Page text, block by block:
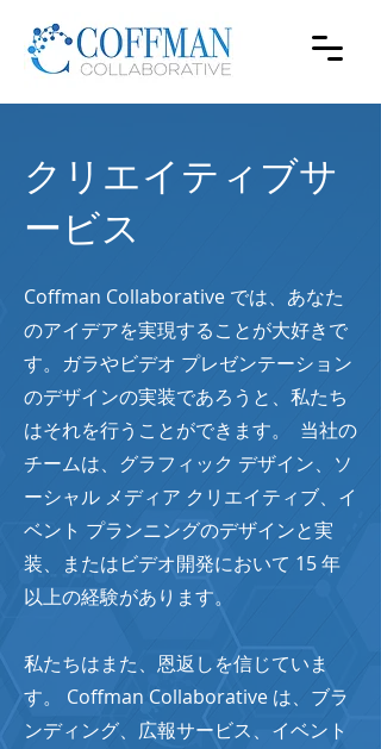
クリエイティブサ
ービス
Coffman Collaborative では、あなた
のアイデアを実現することが大好きで
す。ガラやビデオ プレゼンテーション
のデザインの実装であろうと、私たち
はそれを行うことができます。 当社の
チームは、グラフィック デザイン、ソ
ーシャル メディア クリエイティブ、イ
ベント プランニングのデザインと実
装、またはビデオ開発において 15 年
以上の経験があります。
私たちはまた、恩返しを信じていま
す。 Coffman Collaborative は、ブラ
ンディング、広報サービス、イベント